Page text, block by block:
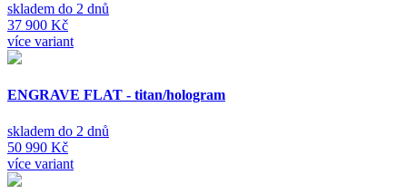
skladem do 2 dnů
37 900 Kč
více variant
ENGRAVE FLAT - titan/hologram
skladem do 2 dnů
50 990 Kč
více variant